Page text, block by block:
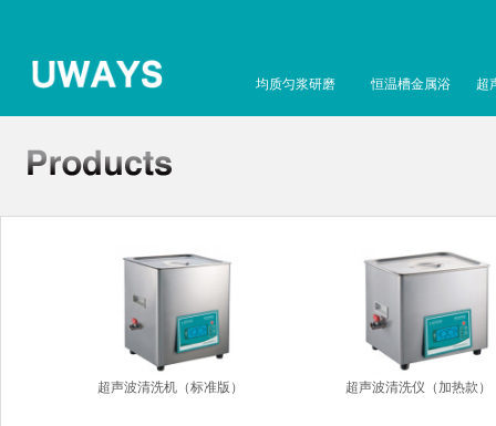
均质匀浆研磨 恒温槽金属浴 超
超声波清洗机（标准版） 超声波清洗仪（加热款）